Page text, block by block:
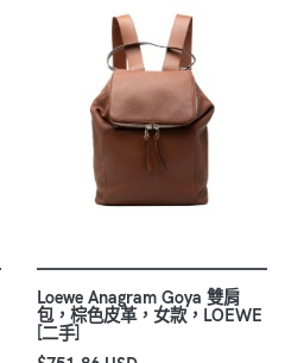
Loewe Anagram Goya 雙肩
包，棕色皮革，女款，LOEWE
[二手]